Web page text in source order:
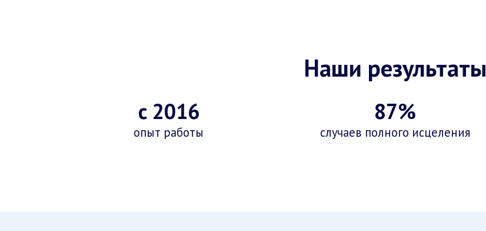
Наши результаты
с 2016
опыт работы
87%
случаев полного исцеления